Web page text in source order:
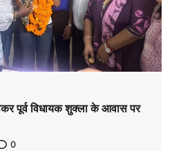
पूर्व विधायक शुक्ला के आवास पर
0